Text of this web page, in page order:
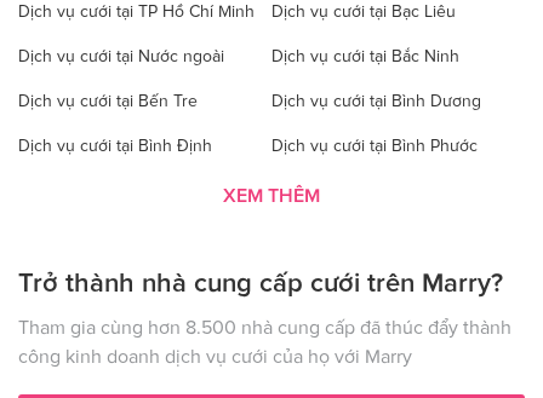
Dịch vụ cưới tại TP Hồ Chí Minh Dịch vụ cưới tại Bạc Liêu
Dịch vụ cưới tại Nước ngoài Dịch vụ cưới tại Bắc Ninh
Dịch vụ cưới tại Bến Tre Dịch vụ cưới tại Bình Dương
Dịch vụ cưới tại Bình Định Dịch vụ cưới tại Bình Phước
Dịch vụ cưới tại Bình Thuận Dịch vụ cưới tại Cà Mau
Dịch vụ cưới tại Hà Nội Dịch vụ cưới tại Đăk Nông
Dịch vụ cưới tại Điện Biên Dịch vụ cưới tại Đồng Nai
Dịch vụ cưới tại Đồng Tháp Dịch vụ cưới tại Gia Lai
XEM THÊM
Trở thành nhà cung cấp cưới trên Marry?
Tham gia cùng hơn 8.500 nhà cung cấp đã thúc đẩy thành
công kinh doanh dịch vụ cưới của họ với Marry